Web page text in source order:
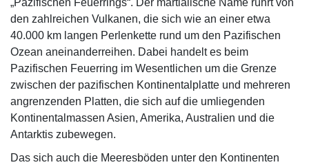
„Pazifischen Feuerrings“. Der martialische Name rührt von
den zahlreichen Vulkanen, die sich wie an einer etwa
40.000 km langen Perlenkette rund um den Pazifischen
Ozean aneinanderreihen. Dabei handelt es beim
Pazifischen Feuerring im Wesentlichen um die Grenze
zwischen der pazifischen Kontinentalplatte und mehreren
angrenzenden Platten, die sich auf die umliegenden
Kontinentalmassen Asien, Amerika, Australien und die
Antarktis zubewegen.
Das sich auch die Meeresböden unter den Kontinenten